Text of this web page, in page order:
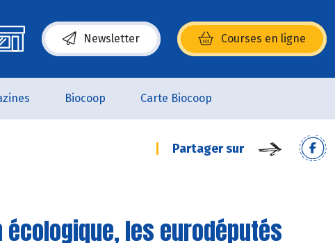
Newsletter Courses en ligne
(s’ouvre dans une nouvelle fenêtre)
Biocoop Carte Biocoop
Partager sur
les eurodéputés